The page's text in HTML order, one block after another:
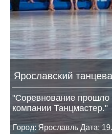
Ярославский
"Соревнование прошло
компании Танцмастер."
Город: Ярославль Дата: